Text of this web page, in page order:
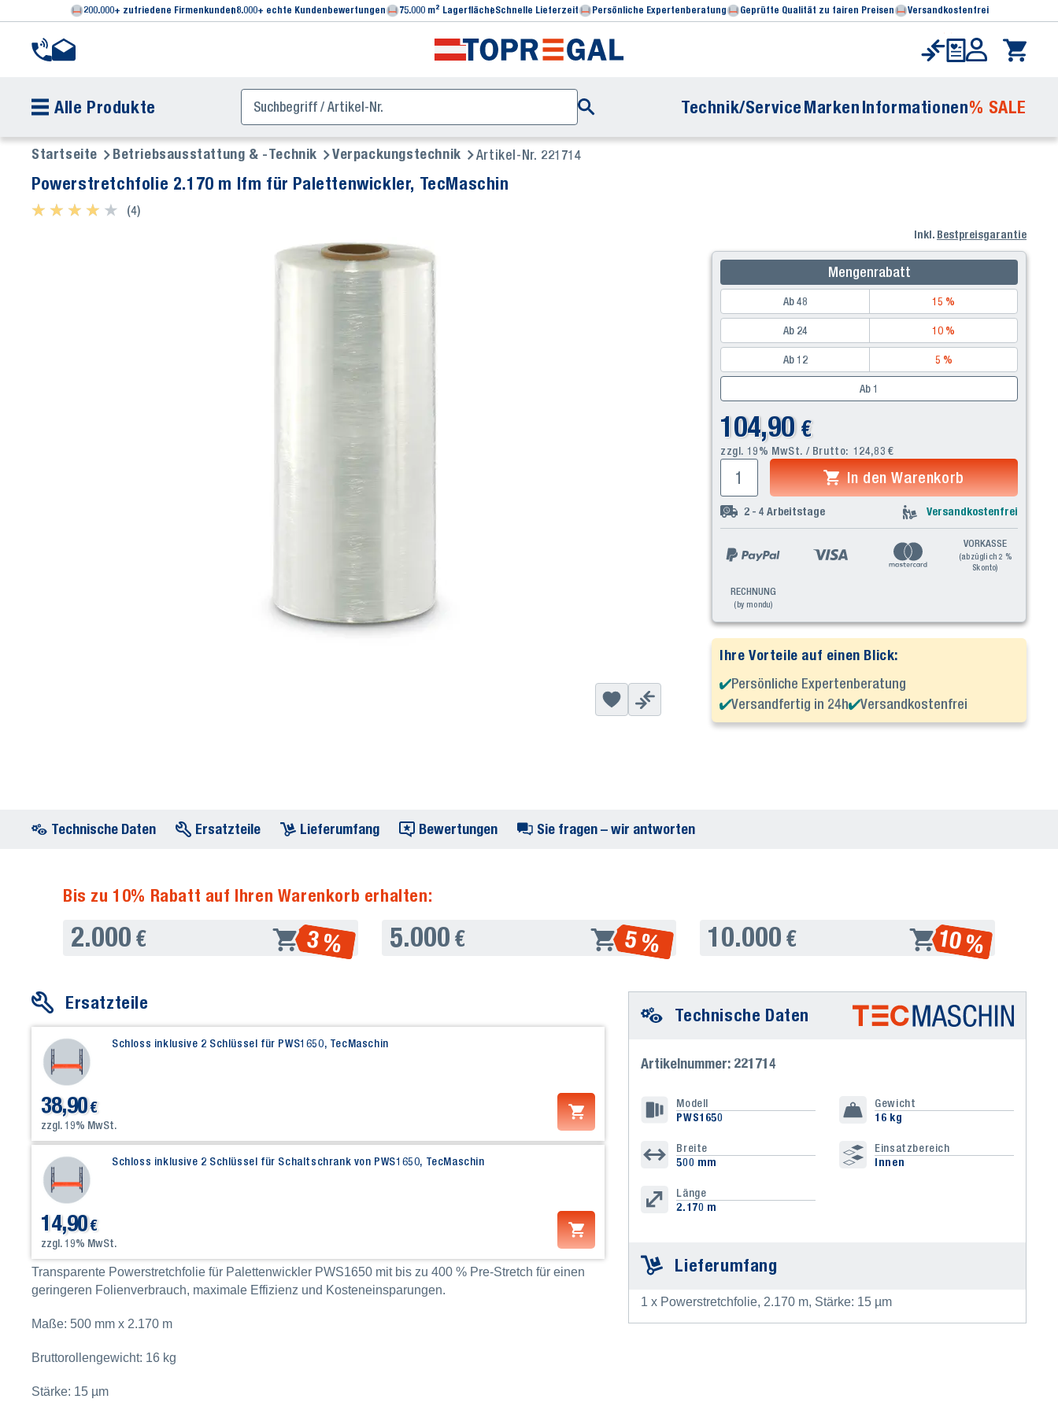
200.000+ zufriedene Firmenkunden8.000+ echte Kundenbewertungen 75.000 m² LagerflächeSchnelle Lieferzeit Persönliche Expertenberatung Geprüfte Qualität zu fairen Preisen Versandkostenfrei
Technik/ServiceMarkenInformationen% SALE
Alle Produkte
Startseite Betriebsausstattung & -Technik Verpackungstechnik Artikel-Nr. 221714
Powerstretchfolie 2.170 m lfm für Palettenwickler, TecMaschin
★ ★ ★ ★ ★
★ ★ ★ ★ ★ (4)
Inkl. Bestpreisgarantie
Mengenrabatt
Ab 48 15 %
Ab 24 10 %
Ab 12 5 %
Ab 1
104,90 €
zzgl. 19% MwSt. / Brutto: 124,83 €
In den Warenkorb
2 - 4 Arbeitstage Versandkostenfrei
VORKASSE
(abzüglich 2 %
Skonto)
RECHNUNG
(by mondu)
Ihre Vorteile auf einen Blick:
Persönliche Expertenberatung
Versandfertig in 24h
Versandkostenfrei
Technische Daten Ersatzteile Lieferumfang Bewertungen Sie fragen – wir antworten
Bis zu 10% Rabatt auf Ihren Warenkorb erhalten:
2.000 € 3 % 5.000 € 5 % 10.000 € 10 %
Ersatzteile
Schloss inklusive 2 Schlüssel für PWS1650, TecMaschin
38,90€
zzgl. 19% MwSt.
Schloss inklusive 2 Schlüssel für Schaltschrank von PWS1650, TecMaschin
14,90€
zzgl. 19% MwSt.
Transparente Powerstretchfolie für Palettenwickler PWS1650 mit bis zu 400 % Pre-Stretch für einen
geringeren Folienverbrauch, maximale Effizienz und Kosteneinsparungen.
Maße: 500 mm x 2.170 m
Bruttorollengewicht: 16 kg
Stärke: 15 µm
Technische Daten
Artikelnummer: 221714
Modell
PWS1650
Gewicht
16 kg
Breite
500 mm
Einsatzbereich
Innen
Länge
2.170 m
Lieferumfang
1 x Powerstretchfolie, 2.170 m, Stärke: 15 µm